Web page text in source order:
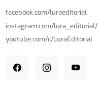
facebook.com/luraeditorial
instagram.com/lura_editorial/
youtube.com/c/LuraEditorial